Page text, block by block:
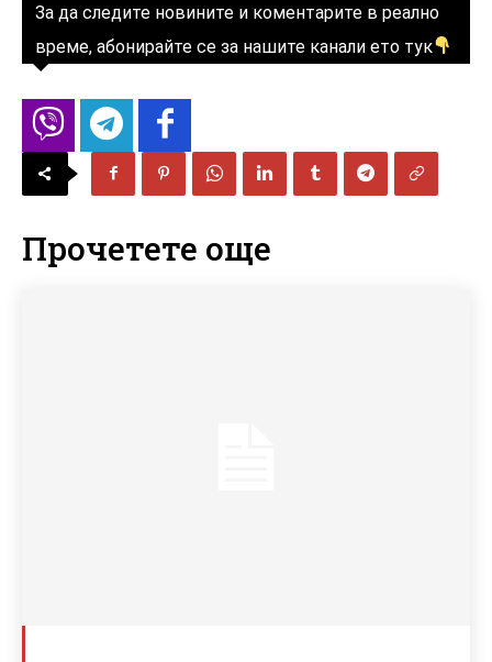
За да следите новините и коментарите в реално
време, абонирайте се за нашите канали ето тук
Прочетете още